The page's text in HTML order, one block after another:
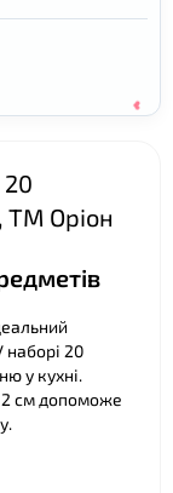
20
ТМ Оріон
наборі 20
у кухні.
см допоможе